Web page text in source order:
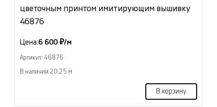
цветочным принтом имитирующим вышивку
46876
Цена:6 600 ₽/м
Артикул: 46876
В наличии 20.25 м
В корзину